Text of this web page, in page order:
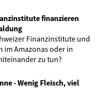
finanzieren
Finanzinstitute und
im Amazonas oder in
zu tun?
- Wenig Fleisch, viel